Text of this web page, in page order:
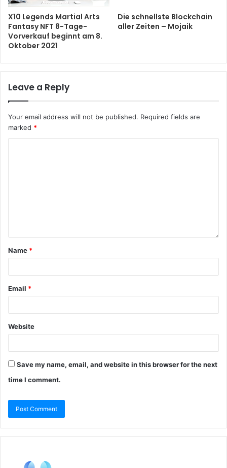
X10 Legends Martial Arts
Fantasy NFT 8-Tage-
Vorverkauf beginnt am 8.
Oktober 2021
Die schnellste Blockchain
aller Zeiten – Mojaik
Leave a Reply
Your email address will not be published. Required fields are
marked *
Name *
Email *
Website
Save my name, email, and website in this browser for the next
time I comment.